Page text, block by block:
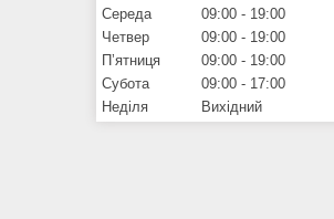
Середа
09:00
19:00
Четвер
09:00
19:00
Пʼятниця
09:00
19:00
Субота
09:00
17:00
Неділя
Вихідний